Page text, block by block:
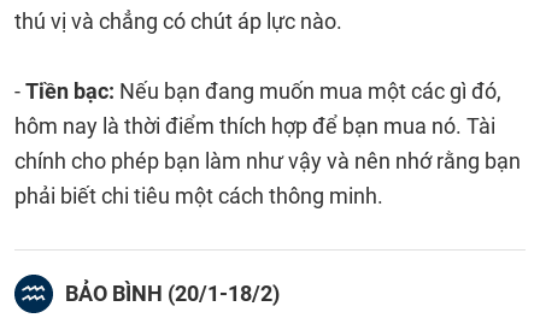
thú vị và chẳng có chút áp lực nào.
-Tiền bạc: Nếu bạn đang muốn mua một các gì đó,
hôm nay là thời điểm thích hợp để bạn mua nó. Tài
chính cho phép bạn làm như vậy và nên nhớ rằng bạn
phải biết chi tiêu một cách thông minh.
BẢO BÌNH (20/1-18/2)